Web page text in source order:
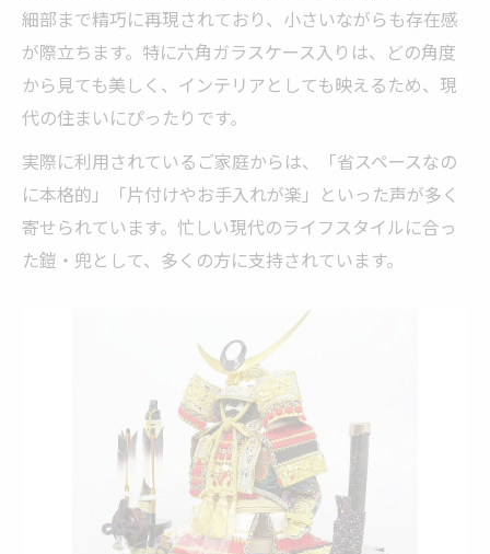
細部まで精巧に再現されており、小さいながらも存在感
が際立ちます。特に六角ガラスケース入りは、どの角度
から見ても美しく、インテリアとしても映えるため、現
代の住まいにぴったりです。
実際に利用されているご家庭からは、「省スペースなの
に本格的」「片付けやお手入れが楽」といった声が多く
寄せられています。忙しい現代のライフスタイルに合っ
た鎧・兜として、多くの方に支持されています。